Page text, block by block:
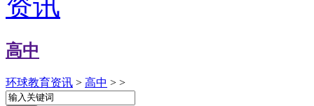
高中
环球教育资讯 > 高中 > >